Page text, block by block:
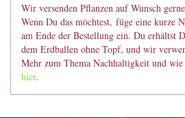
Wir versenden Pflanzen auf Wunsch
Wenn Du das möchtest, füge eine kurze
am Ende der Bestellung ein. Du erhältst
dem Erdballen ohne Topf, und wir
Mehr zum Thema Nachhaltigkeit und
hier.